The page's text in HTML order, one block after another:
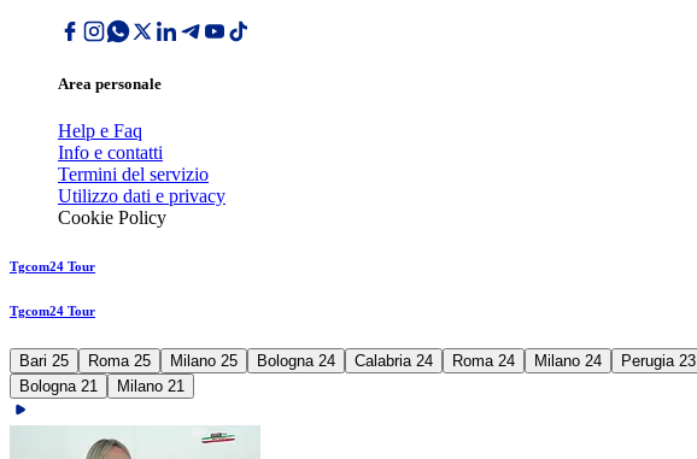
Area personale
Help e Faq
Info e contatti
Termini del servizio
Utilizzo dati e privacy
Cookie Policy
Tgcom24 Tour
Tgcom24 Tour
Bari 25 Roma 25 Milano 25 Bologna 24 Calabria 24 Roma 24 Milano 24 Perugia 23
Bologna 21
Milano 21